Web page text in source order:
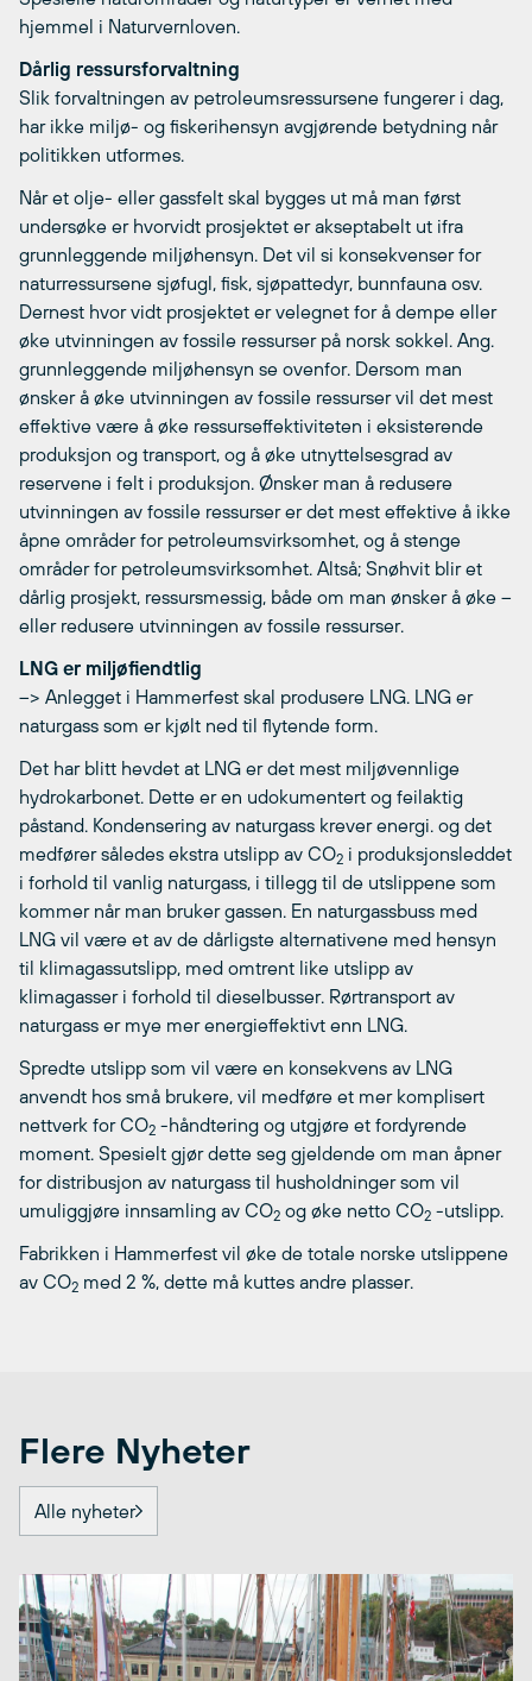
hjemmel i Naturvernloven.
Dårlig ressursforvaltning
Slik forvaltningen av petroleumsressursene fungerer i dag,
har ikke miljø- og fiskerihensyn avgjørende betydning når
politikken utformes.
Når et olje- eller gassfelt skal bygges ut må man først
undersøke er hvorvidt prosjektet er akseptabelt ut ifra
grunnleggende miljøhensyn. Det vil si konsekvenser for
naturressursene sjøfugl, fisk, sjøpattedyr, bunnfauna osv.
Dernest hvor vidt prosjektet er velegnet for å dempe eller
øke utvinningen av fossile ressurser på norsk sokkel. Ang.
grunnleggende miljøhensyn se ovenfor. Dersom man
ønsker å øke utvinningen av fossile ressurser vil det mest
effektive være å øke ressurseffektiviteten i eksisterende
produksjon og transport, og å øke utnyttelsesgrad av
reservene i felt i produksjon. Ønsker man å redusere
utvinningen av fossile ressurser er det mest effektive å ikke
åpne områder for petroleumsvirksomhet, og å stenge
områder for petroleumsvirksomhet. Altså; Snøhvit blir et
dårlig prosjekt, ressursmessig, både om man ønsker å øke –
eller redusere utvinningen av fossile ressurser.
LNG er miljøfiendtlig
–> Anlegget i Hammerfest skal produsere LNG. LNG er
naturgass som er kjølt ned til flytende form.
Det har blitt hevdet at LNG er det mest miljøvennlige
hydrokarbonet. Dette er en udokumentert og feilaktig
påstand. Kondensering av naturgass krever energi. og det
medfører således ekstra utslipp av CO2 i produksjonsleddet
i forhold til vanlig naturgass, i tillegg til de utslippene som
kommer når man bruker gassen. En naturgassbuss med
LNG vil være et av de dårligste alternativene med hensyn
til klimagassutslipp, med omtrent like utslipp av
klimagasser i forhold til dieselbusser. Rørtransport av
naturgass er mye mer energieffektivt enn LNG.
Spredte utslipp som vil være en konsekvens av LNG
anvendt hos små brukere, vil medføre et mer komplisert
nettverk for CO2 -håndtering og utgjøre et fordyrende
moment. Spesielt gjør dette seg gjeldende om man åpner
for distribusjon av naturgass til husholdninger som vil
umuliggjøre innsamling av CO2 og øke netto CO2 -utslipp.
Fabrikken i Hammerfest vil øke de totale norske utslippene
av CO2 med 2 %, dette må kuttes andre plasser.
Flere Nyheter
Alle nyheter